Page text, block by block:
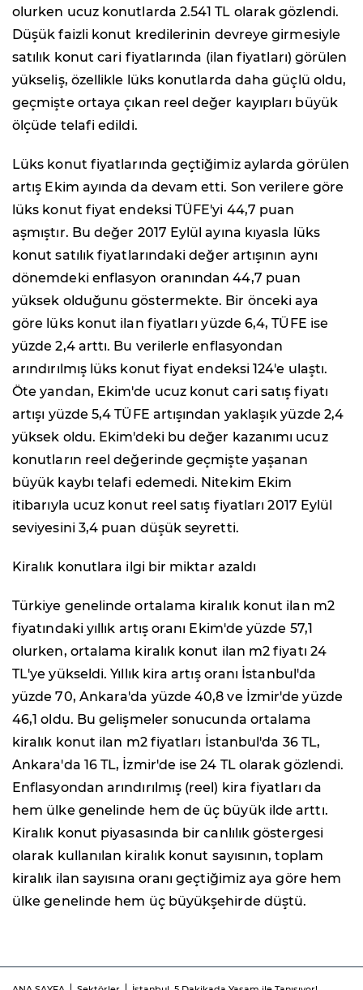
olurken ucuz konutlarda 2.541 TL olarak gözlendi.
Düşük faizli konut kredilerinin devreye girmesiyle
satılık konut cari fiyatlarında (ilan fiyatları) görülen
yükseliş, özellikle lüks konutlarda daha güçlü oldu,
geçmişte ortaya çıkan reel değer kayıpları büyük
ölçüde telafi edildi.
Lüks konut fiyatlarında geçtiğimiz aylarda görülen
artış Ekim ayında da devam etti. Son verilere göre
lüks konut fiyat endeksi TÜFE'yi 44,7 puan
aşmıştır. Bu değer 2017 Eylül ayına kıyasla lüks
konut satılık fiyatlarındaki değer artışının aynı
dönemdeki enflasyon oranından 44,7 puan
yüksek olduğunu göstermekte. Bir önceki aya
göre lüks konut ilan fiyatları yüzde 6,4, TÜFE ise
yüzde 2,4 arttı. Bu verilerle enflasyondan
arındırılmış lüks konut fiyat endeksi 124'e ulaştı.
Öte yandan, Ekim'de ucuz konut cari satış fiyatı
artışı yüzde 5,4 TÜFE artışından yaklaşık yüzde 2,4
yüksek oldu. Ekim'deki bu değer kazanımı ucuz
konutların reel değerinde geçmişte yaşanan
büyük kaybı telafi edemedi. Nitekim Ekim
itibarıyla ucuz konut reel satış fiyatları 2017 Eylül
seviyesini 3,4 puan düşük seyretti.
Kiralık konutlara ilgi bir miktar azaldı
Türkiye genelinde ortalama kiralık konut ilan m2
fiyatındaki yıllık artış oranı Ekim'de yüzde 57,1
olurken, ortalama kiralık konut ilan m2 fiyatı 24
TL'ye yükseldi. Yıllık kira artış oranı İstanbul'da
yüzde 70, Ankara'da yüzde 40,8 ve İzmir'de yüzde
46,1 oldu. Bu gelişmeler sonucunda ortalama
kiralık konut ilan m2 fiyatları İstanbul'da 36 TL,
Ankara'da 16 TL, İzmir'de ise 24 TL olarak gözlendi.
Enflasyondan arındırılmış (reel) kira fiyatları da
hem ülke genelinde hem de üç büyük ilde arttı.
Kiralık konut piyasasında bir canlılık göstergesi
olarak kullanılan kiralık konut sayısının, toplam
kiralık ilan sayısına oranı geçtiğimiz aya göre hem
ülke genelinde hem üç büyükşehirde düştü.